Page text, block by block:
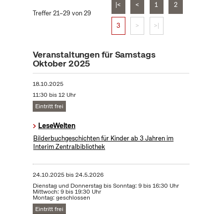
Treffer 21–29 von 29
|< < 1 2
3 > >|
Veranstaltungen für Samstags
Oktober 2025
18.10.2025
11:30 bis 12 Uhr
Eintritt frei
LeseWelten
Bilderbuchgeschichten für Kinder ab 3 Jahren im
Interim Zentralbibliothek
24.10.2025bis24.5.2026
Dienstag und Donnerstag bis Sonntag: 9 bis 16:30 Uhr
Mittwoch: 9 bis 19:30 Uhr
Montag: geschlossen
Eintritt frei